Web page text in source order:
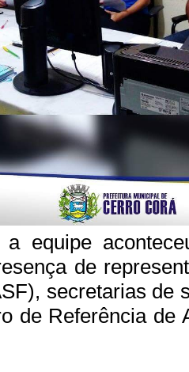
equipe
de
secretarias de
de Referência de